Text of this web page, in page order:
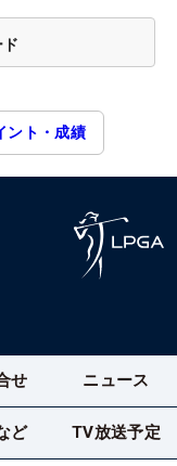
ント・成績
せ ニュース
ど TV放送予定